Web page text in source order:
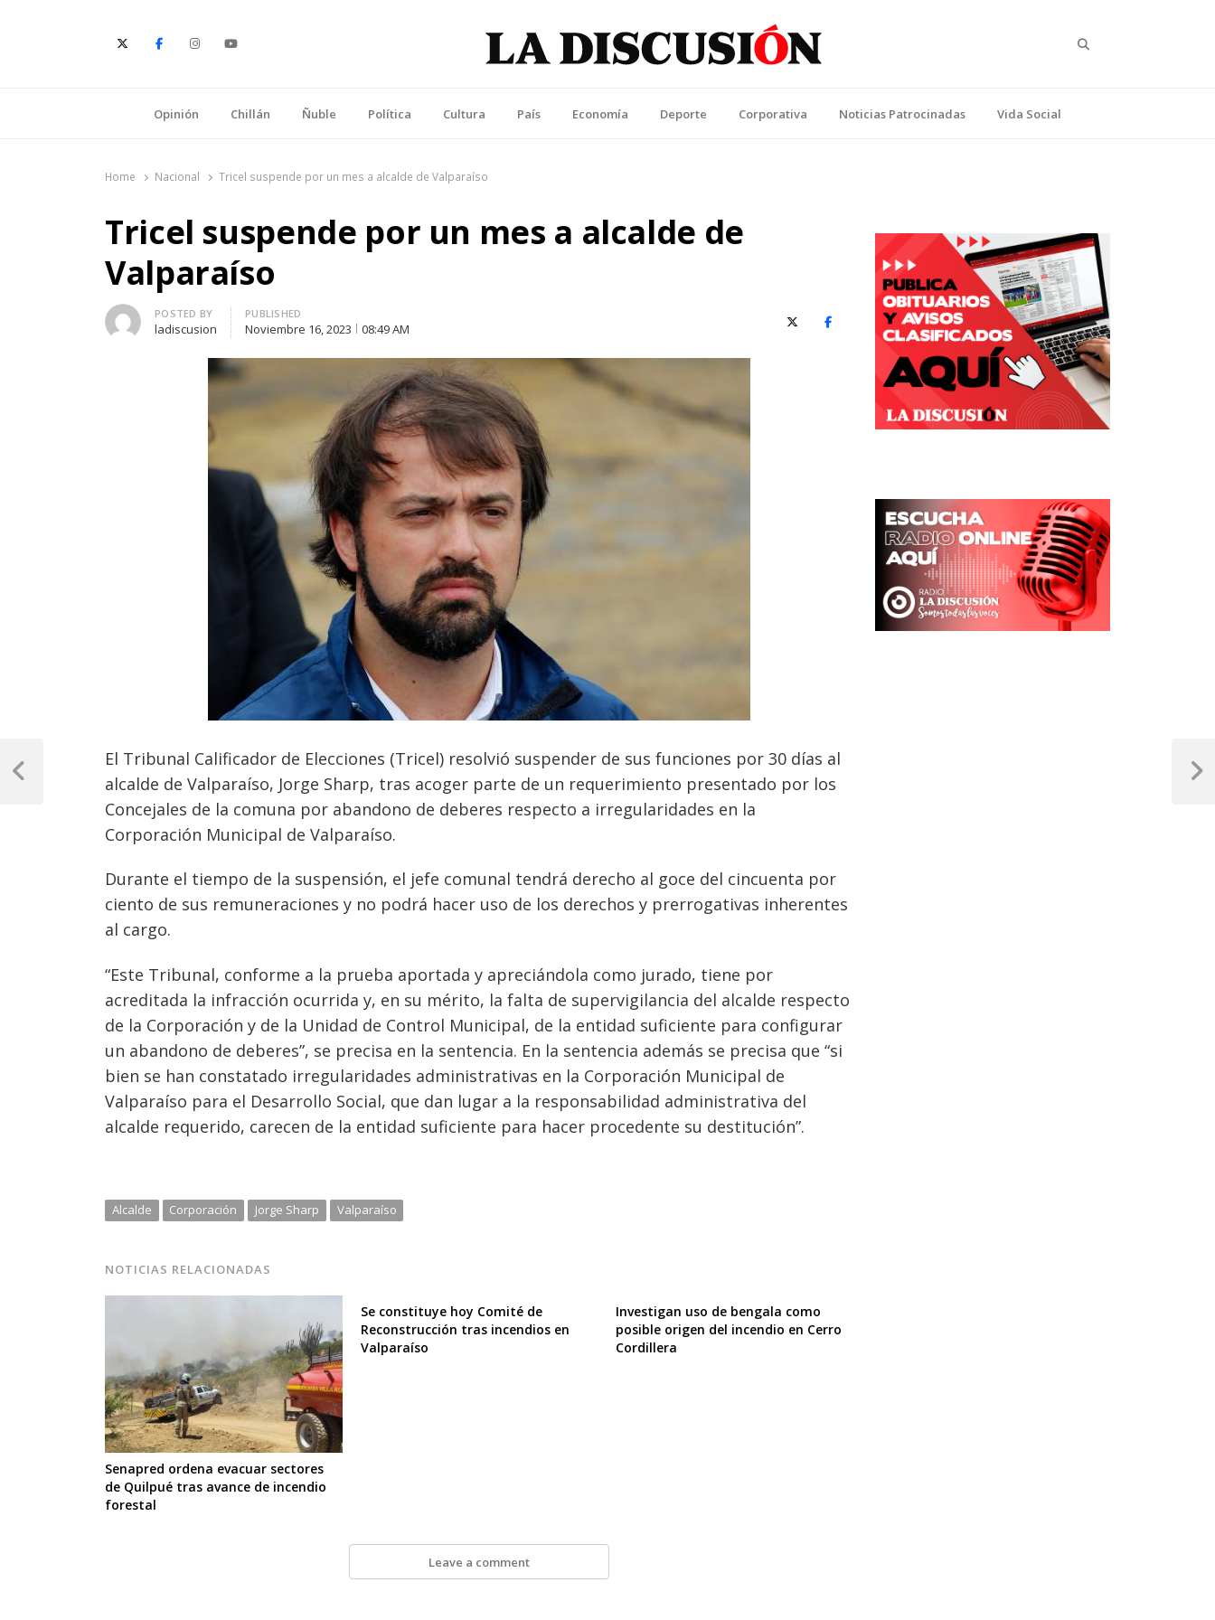
Opinión Chillán Ñuble Política Cultura País Economía Deporte Corporativa Noticias Patrocinadas Vida Social
Home Nacional Tricel suspende por un mes a alcalde de Valparaíso
Tricel suspende por un mes a alcalde de
Valparaíso
Author
POSTED BY
ladiscusion
PUBLISHED
Noviembre 16, 2023 08:49 AM X (Twitter)Facebook
El Tribunal Calificador de Elecciones (Tricel) resolvió suspender de sus funciones por 30 días al
alcalde de Valparaíso, Jorge Sharp, tras acoger parte de un requerimiento presentado por los
Concejales de la comuna por abandono de deberes respecto a irregularidades en la
Corporación Municipal de Valparaíso.
Durante el tiempo de la suspensión, el jefe comunal tendrá derecho al goce del cincuenta por
ciento de sus remuneraciones y no podrá hacer uso de los derechos y prerrogativas inherentes
al cargo.
“Este Tribunal, conforme a la prueba aportada y apreciándola como jurado, tiene por
acreditada la infracción ocurrida y, en su mérito, la falta de supervigilancia del alcalde respecto
de la Corporación y de la Unidad de Control Municipal, de la entidad suficiente para configurar
un abandono de deberes”, se precisa en la sentencia. En la sentencia además se precisa que “si
bien se han constatado irregularidades administrativas en la Corporación Municipal de
Valparaíso para el Desarrollo Social, que dan lugar a la responsabilidad administrativa del
alcalde requerido, carecen de la entidad suficiente para hacer procedente su destitución”.
Alcalde Corporación Jorge Sharp Valparaíso
NOTICIAS RELACIONADAS
Senapred ordena evacuar sectores
de Quilpué tras avance de incendio
forestal
Se constituye hoy Comité de
Reconstrucción tras incendios en
Valparaíso
Investigan uso de bengala como
posible origen del incendio en Cerro
Cordillera
Leave a comment
Navegación
de
Previous
Next